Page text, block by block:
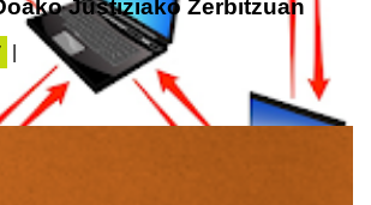
Justiziako Zerbitzuan